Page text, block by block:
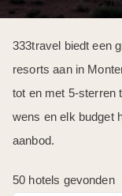
333travel biedt een
resorts aan in
tot en met 5-sterren
wens en elk budget
aanbod.
50 hotels gevonden